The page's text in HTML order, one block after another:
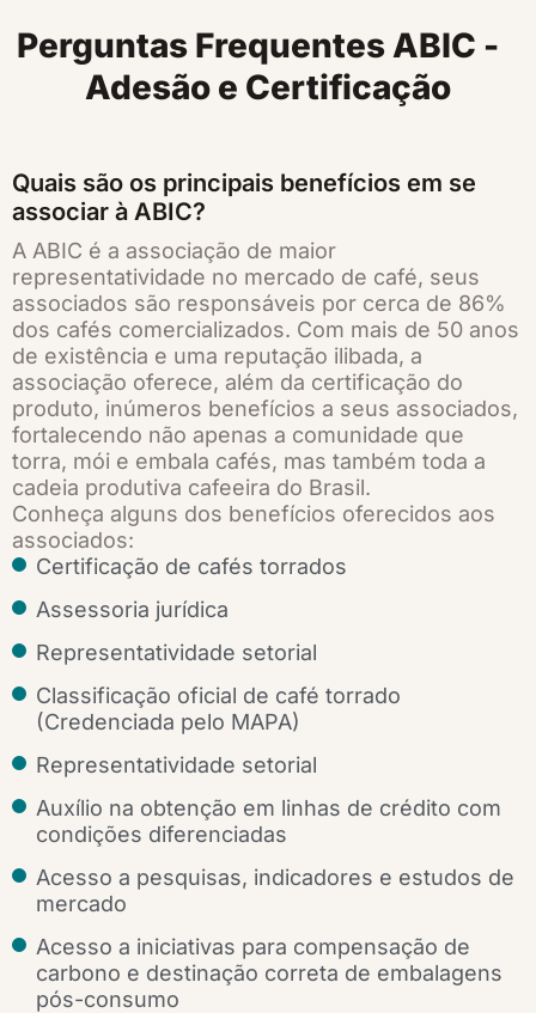
Perguntas Frequentes ABIC -
Adesão e Certificação
Quais são os principais benefícios em se
associar à ABIC?
A ABIC é a associação de maior
representatividade no mercado de café, seus
associados são responsáveis por cerca de 86%
dos cafés comercializados. Com mais de 50 anos
de existência e uma reputação ilibada, a
associação oferece, além da certificação do
produto, inúmeros benefícios a seus associados,
fortalecendo não apenas a comunidade que
torra, mói e embala cafés, mas também toda a
cadeia produtiva cafeeira do Brasil.
Conheça alguns dos benefícios oferecidos aos
associados:
Certificação de cafés torrados
Assessoria jurídica
Representatividade setorial
Classificação oficial de café torrado
(Credenciada pelo MAPA)
Representatividade setorial
Auxílio na obtenção em linhas de crédito com
condições diferenciadas
Acesso a pesquisas, indicadores e estudos de
mercado
Acesso a iniciativas para compensação de
carbono e destinação correta de embalagens
pós-consumo